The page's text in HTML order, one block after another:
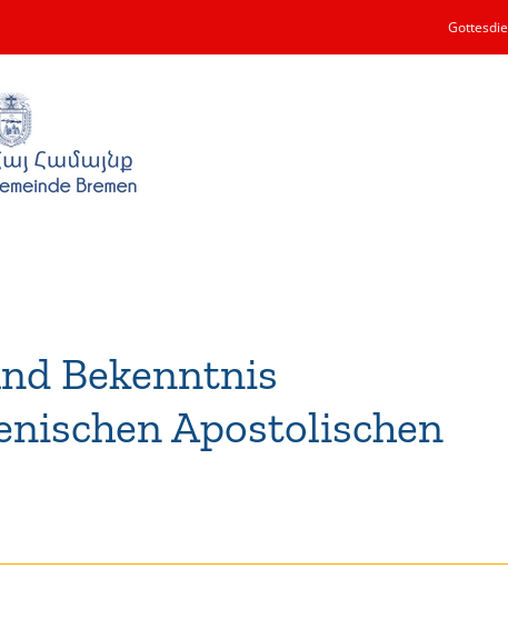
Bekenntnis
Apostolischen